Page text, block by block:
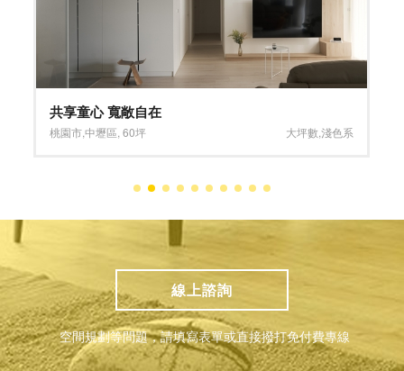
共享童心 寬敞自在
桃園市,中壢區 ,60坪 大坪數 ,淺色系
線上諮詢
空間規劃等問題，請填寫表單或直接撥打免付費專線